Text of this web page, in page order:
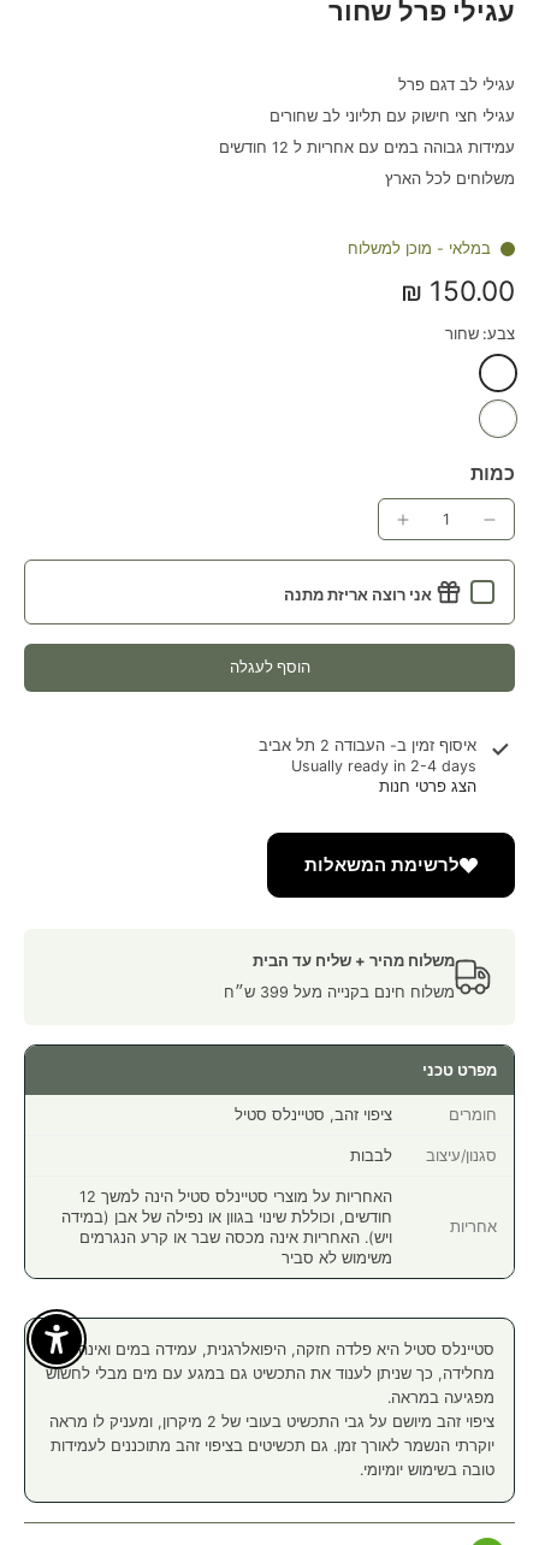
עגילי פרל שחור
עגילי לב דגם פרל
עגילי חצי חישוק עם תליוני לב שחורים
עמידות גבוהה במים עם אחריות ל 12 חודשים
משלוחים לכל הארץ
במלאי - מוכן למשלוח
150.00 ₪
צבע: שחור
כמות
אני רוצה אריזת מתנה
הוסף לעגלה
איסוף זמין ב- העבודה 2 תל אביב
Usually ready in 2-4 days
הצג פרטי חנות
לרשימת המשאלות
משלוח מהיר + שליח עד הבית
משלוח חינם בקנייה מעל 399 ש״ח
מפרט טכני
חומרים ציפוי זהב, סטיינלס סטיל
סגנון/עיצוב לבבות
אחריות
האחריות על מוצרי סטיינלס סטיל הינה למשך 12
חודשים, וכוללת שינוי בגוון או נפילה של אבן (במידה
ויש). האחריות אינה מכסה שבר או קרע הנגרמים
משימוש לא סביר
סטיינלס סטיל היא פלדה חזקה, היפואלרגנית, עמידה במים ואינה
מחלידה, כך שניתן לענוד את התכשיט גם במגע עם מים מבלי לחשוש
מפגיעה במראה.
ציפוי זהב מיושם על גבי התכשיט בעובי של 2 מיקרון, ומעניק לו מראה
יוקרתי הנשמר לאורך זמן. גם תכשיטים בציפוי זהב מתוכננים לעמידות
טובה בשימוש יומיומי.
Enable Accessibility